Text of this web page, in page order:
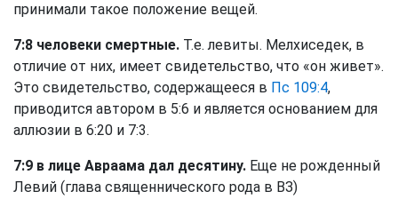
принимали такое положение вещей.
7:8 человеки смертные. Т.е. левиты. Мелхиседек, в
отличие от них, имеет свидетельство, что «он живет».
Это свидетельство, содержащееся в Пс 109:4,
приводится автором в 5:6 и является основанием для
аллюзии в 6:20 и 7:3.
7:9 в лице Авраама дал десятину. Еще не рожденный
Левий (глава священнического рода в ВЗ)